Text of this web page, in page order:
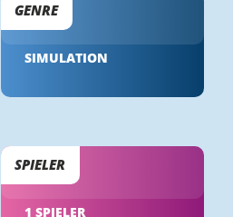
GENRE
SIMULATION
SPIELER
1 SPIELER